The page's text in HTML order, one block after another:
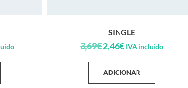
SINGLE
3,69€2,46€ IVA incluido
ADICIONAR